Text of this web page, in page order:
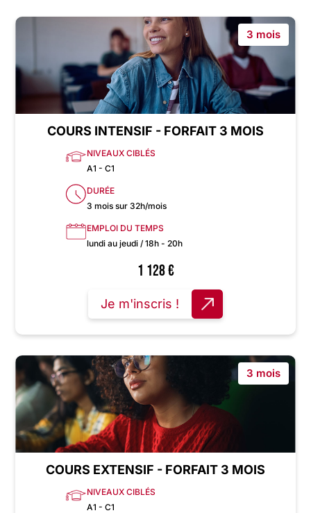
3 mois
COURS INTENSIF - FORFAIT 3 MOIS
NIVEAUX CIBLÉS
A1 - C1
DURÉE
3 mois sur 32h/mois
EMPLOI DU TEMPS
lundi au jeudi / 18h - 20h
1 128€
Je m'inscris !
3 mois
COURS EXTENSIF - FORFAIT 3 MOIS
NIVEAUX CIBLÉS
A1 - C1